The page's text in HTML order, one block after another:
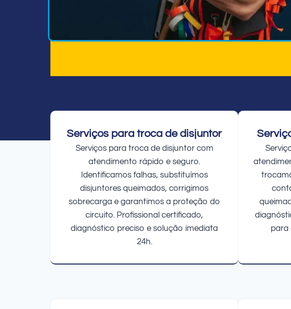
Serviços para troca de disjuntor
Serviços para troca de disjuntor com
atendimento rápido e seguro.
Identificamos falhas, substituímos
disjuntores queimados, corrigimos
sobrecarga e garantimos a proteção do
circuito. Profissional certificado,
diagnóstico preciso e solução imediata
24h.
para